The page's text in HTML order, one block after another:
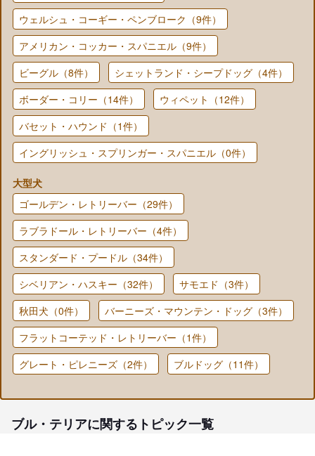
ウェルシュ・コーギー・ペンブローク（9件）
アメリカン・コッカー・スパニエル（9件）
ビーグル（8件）
シェットランド・シープドッグ（4件）
ボーダー・コリー（14件）
ウィペット（12件）
バセット・ハウンド（1件）
イングリッシュ・スプリンガー・スパニエル（0件）
大型犬
ゴールデン・レトリーバー（29件）
ラブラドール・レトリーバー（4件）
スタンダード・プードル（34件）
シベリアン・ハスキー（32件）
サモエド（3件）
秋田犬（0件）
バーニーズ・マウンテン・ドッグ（3件）
フラットコーテッド・レトリーバー（1件）
グレート・ピレニーズ（2件）
ブルドッグ（11件）
ブル・テリアに関するトピック一覧